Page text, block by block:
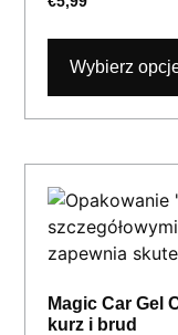
5.00
Wybierz
Magic Car Gel
kurz i brud